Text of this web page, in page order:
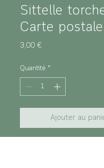
Sittelle
Carte postale
3,00 €Prix
Quantité *
Ajouter au